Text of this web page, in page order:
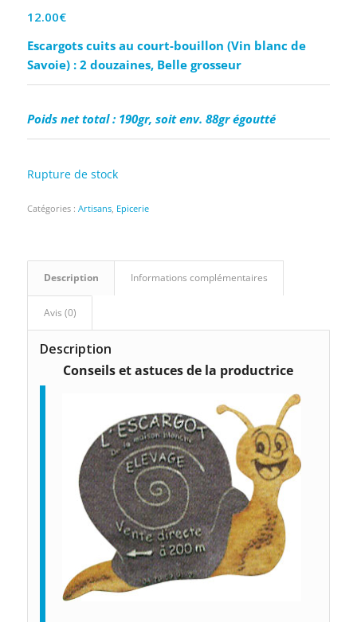
12.00€
Escargots cuits au court-bouillon (Vin blanc de
Savoie) : 2 douzaines, Belle grosseur
Poids net total : 190gr, soit env. 88gr égoutté
Rupture de stock
Catégories : Artisans, Epicerie
Description Informations complémentaires
Avis (0)
Description
Conseils et astuces de la productrice